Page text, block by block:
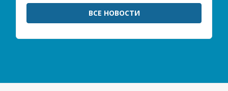
ВСЕ НОВОСТИ